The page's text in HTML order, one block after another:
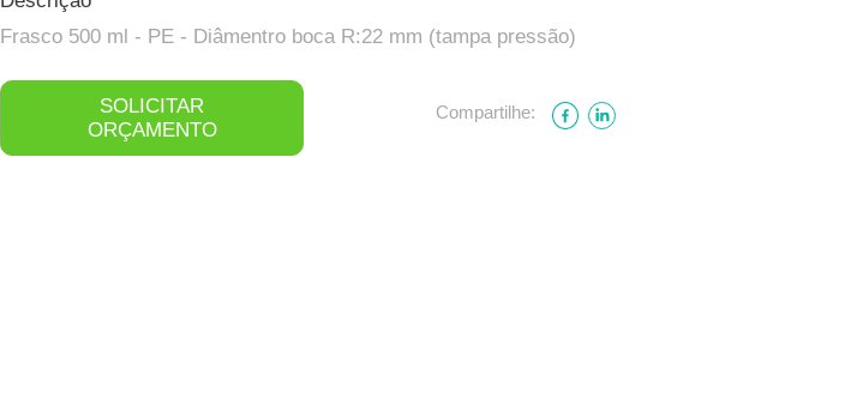
Frasco 500 ml - PE - Diâmentro boca R:22 mm (tampa pressão)
SOLICITAR
ORÇAMENTO
Compartilhe: